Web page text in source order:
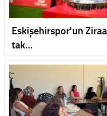
Eskişehirspor'un
tak…